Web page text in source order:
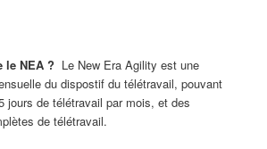
le NEA ? Le New Era Agility est une
du dispostif du télétravail, pouvant
jours de télétravail par mois, et des
de télétravail.